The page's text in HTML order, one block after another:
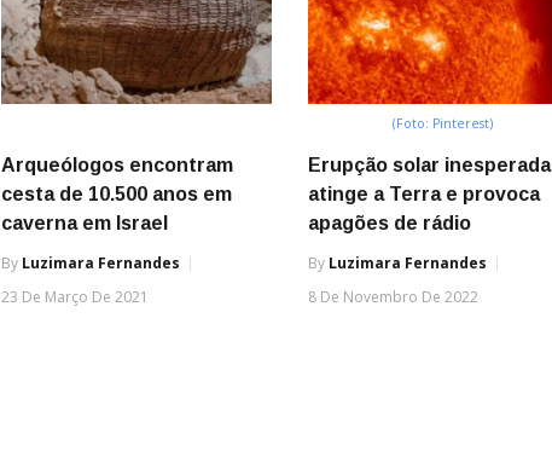
Arqueólogos encontram
cesta de 10.500 anos em
caverna em Israel
By Luzimara Fernandes
23 De Março De 2021
(Foto: Pinterest)
Erupção solar inesperada
atinge a Terra e provoca
apagões de rádio
By Luzimara Fernandes
8 De Novembro De 2022